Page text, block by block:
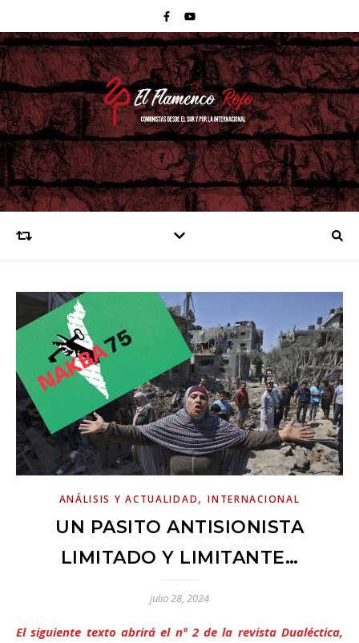
ANÁLISIS Y ACTUALIDAD,INTERNACIONAL
UN PASITO ANTISIONISTA
LIMITADO Y LIMITANTE…
julio 28, 2024
El siguiente texto abrirá el nº 2 de la revista Dualéctica,